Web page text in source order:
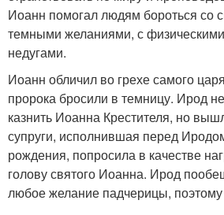
Иоанн помогал людям бороться со
темными желаниями, с
недугами.
Иоанн обличил во грехе самого
пророка бросили в темницу. Ирод
казнить Иоанна Крестителя, но
супруги, исполнившая перед
рождения, попросила в качестве
голову святого Иоанна. Ирод
любое желание падчерицы,